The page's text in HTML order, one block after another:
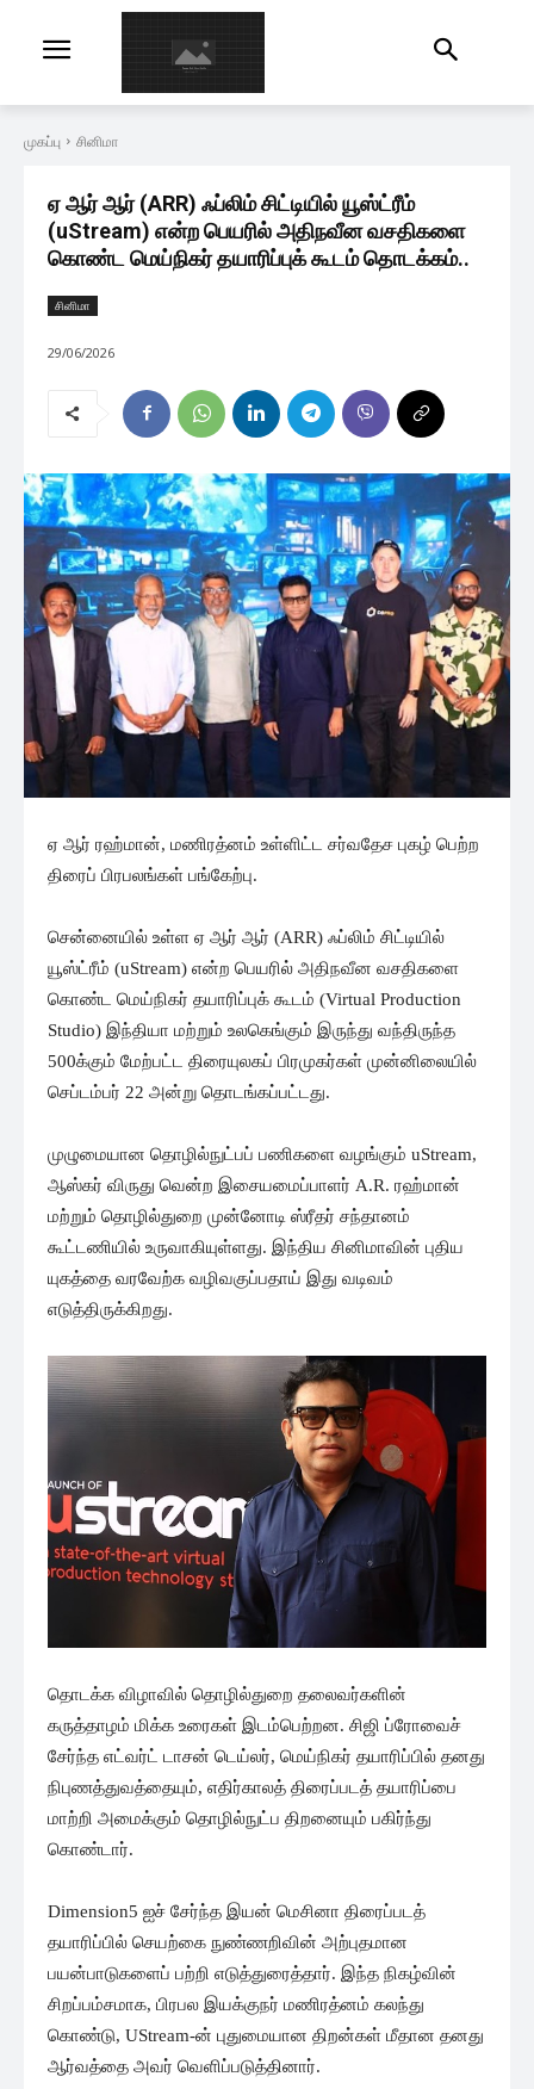
முகப்பு சினிமா
ஏ ஆர் ஆர் (ARR) ஃப்லிம் சிட்டியில் யூஸ்ட்ரீம்
(uStream) என்ற பெயரில் அதிநவீன வசதிகளை
கொண்ட மெய்நிகர் தயாரிப்புக் கூடம் தொடக்கம்..
சினிமா
29/06/2026
ஏ ஆர் ரஹ்மான், மணிரத்னம் உள்ளிட்ட சர்வதேச புகழ் பெற்ற
திரைப் பிரபலங்கள் பங்கேற்பு.
சென்னையில் உள்ள ஏ ஆர் ஆர் (ARR) ஃப்லிம் சிட்டியில்
யூஸ்ட்ரீம் (uStream) என்ற பெயரில் அதிநவீன வசதிகளை
கொண்ட மெய்நிகர் தயாரிப்புக் கூடம் (Virtual Production
Studio) இந்தியா மற்றும் உலகெங்கும் இருந்து வந்திருந்த
500க்கும் மேற்பட்ட திரையுலகப் பிரமுகர்கள் முன்னிலையில்
செப்டம்பர் 22 அன்று தொடங்கப்பட்டது.
முழுமையான தொழில்நுட்பப் பணிகளை வழங்கும் uStream,
ஆஸ்கர் விருது வென்ற இசையமைப்பாளர் A.R. ரஹ்மான்
மற்றும் தொழில்துறை முன்னோடி ஸ்ரீதர் சந்தானம்
கூட்டணியில் உருவாகியுள்ளது. இந்திய சினிமாவின் புதிய
யுகத்தை வரவேற்க வழிவகுப்பதாய் இது வடிவம்
எடுத்திருக்கிறது.
தொடக்க விழாவில் தொழில்துறை தலைவர்களின்
கருத்தாழம் மிக்க உரைகள் இடம்பெற்றன. சிஜி ப்ரோவைச்
சேர்ந்த எட்வர்ட் டாசன் டெய்லர், மெய்நிகர் தயாரிப்பில் தனது
நிபுணத்துவத்தையும், எதிர்காலத் திரைப்படத் தயாரிப்பை
மாற்றி அமைக்கும் தொழில்நுட்ப திறனையும் பகிர்ந்து
கொண்டார்.
Dimension5 ஐச் சேர்ந்த இயன் மெசினா திரைப்படத்
தயாரிப்பில் செயற்கை நுண்ணறிவின் அற்புதமான
பயன்பாடுகளைப் பற்றி எடுத்துரைத்தார். இந்த நிகழ்வின்
சிறப்பம்சமாக, பிரபல இயக்குநர் மணிரத்னம் கலந்து
கொண்டு, UStream-ன் புதுமையான திறன்கள் மீதான தனது
ஆர்வத்தை அவர் வெளிப்படுத்தினார்.